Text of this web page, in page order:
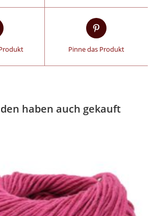
Pinne das Produkt
haben auch gekauft